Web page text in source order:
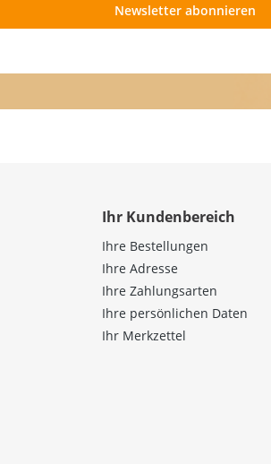
Newsletter abonnieren
Ihr Kundenbereich
Ihre Bestellungen
Ihre Adresse
Ihre Zahlungsarten
Ihre persönlichen Daten
Ihr Merkzettel